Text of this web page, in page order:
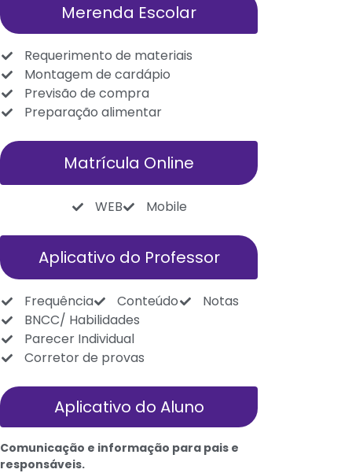
Merenda Escolar
Requerimento de materiais
Montagem de cardápio
Previsão de compra
Preparação alimentar
Matrícula Online
WEB Mobile
Aplicativo do Professor
Frequência Conteúdo
Notas
BNCC/ Habilidades
Parecer Individual
Corretor de provas
Aplicativo do Aluno
Comunicação e informação para pais e
responsáveis.